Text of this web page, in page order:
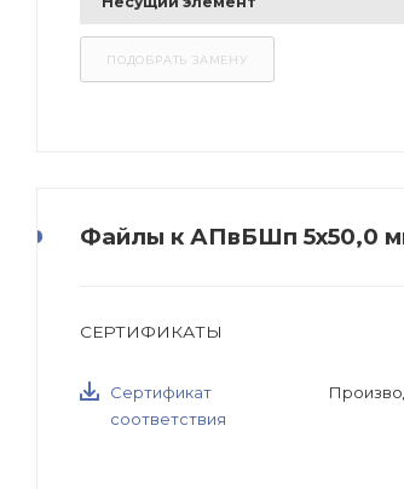
Файлы к АПвБШп 5х50,0
СЕРТИФИКАТЫ
Сертификат
соответствия